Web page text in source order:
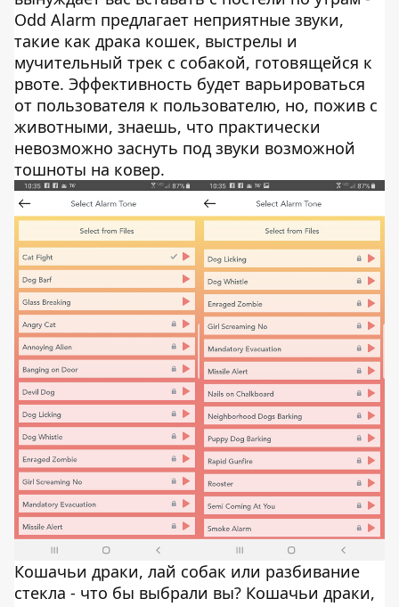
Odd Alarm предлагает неприятные звуки,
такие как драка кошек, выстрелы и
мучительный трек с собакой, готовящейся к
рвоте. Эффективность будет варьироваться
от пользователя к пользователю, но, пожив с
животными, знаешь, что практически
невозможно заснуть под звуки возможной
тошноты на ковер.
Кошачьи драки, лай собак или разбивание
стекла - что бы выбрали вы? Кошачьи драки,